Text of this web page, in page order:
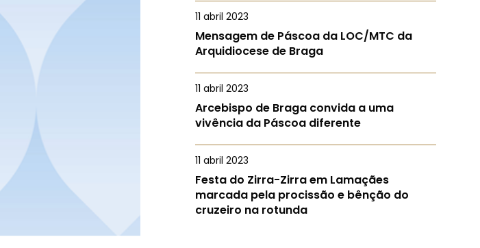
11 abril 2023
Mensagem de Páscoa da LOC/MTC da
Arquidiocese de Braga
11 abril 2023
Arcebispo de Braga convida a uma
vivência da Páscoa diferente
11 abril 2023
Festa do Zirra-Zirra em Lamaçães
marcada pela procissão e bênção do
cruzeiro na rotunda